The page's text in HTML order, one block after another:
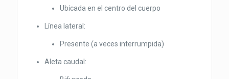
Ubicada en el centro del cuerpo
Línea lateral:
Presente (a veces interrumpida)
Aleta caudal: